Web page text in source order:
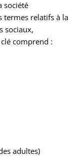
société
termes relatifs à la
sociaux,
comprend :
adultes)